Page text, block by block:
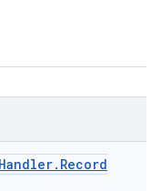
Handler. Record